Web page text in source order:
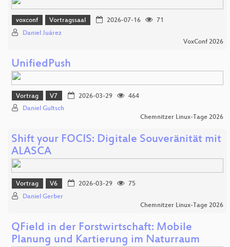
voxconf Vortragssaal 2026-07-16
71
Daniel Juárez
VoxConf 2026
UnifiedPush
Vortrag V7 2026-03-29
464
Daniel Gultsch
Chemnitzer Linux-Tage 2026
Shift your FOCIS: Digitale Souveränität mit
ALASCA
Vortrag V6 2026-03-29
75
Daniel Gerber
Chemnitzer Linux-Tage 2026
QField in der Forstwirtschaft: Mobile
Planung und Kartierung im Naturraum